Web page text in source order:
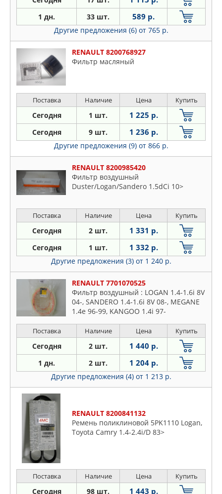
1 дн. 33 шт. 589 р.
Другие предложения (6) от 765 р.
RENAULT 8200768927
Фильтр масляный
Поставка Наличие Цена Купить
Сегодня 1 шт. 1 225 р.
Сегодня 9 шт. 1 236 р.
Другие предложения (9) от 866 р.
RENAULT 8200985420
Фильтр воздушный
Duster/Logan/Sandero 1.5dCi 10>
Поставка Наличие Цена Купить
Сегодня 2 шт. 1 331 р.
Сегодня 1 шт. 1 332 р.
Другие предложения (3) от 1 240 р.
RENAULT 7701070525
Фильтр воздушный : LOGAN 1.4-1.6i 8V
04-, SANDERO 1.4-1.6i 8V 08-, MEGANE
1.4e 96-99, KANGOO 1.4i 97-
Поставка Наличие Цена Купить
Сегодня 2 шт. 1 440 р.
1 дн. 2 шт. 1 204 р.
Другие предложения (4) от 1 213 р.
RENAULT 8200841132
Ремень поликлиновой 5PK1110 Logan,
Toyota Camry 1.4-2.4i/D 83>
Поставка Наличие Цена Купить
Сегодня 98 шт. 1 443 р.